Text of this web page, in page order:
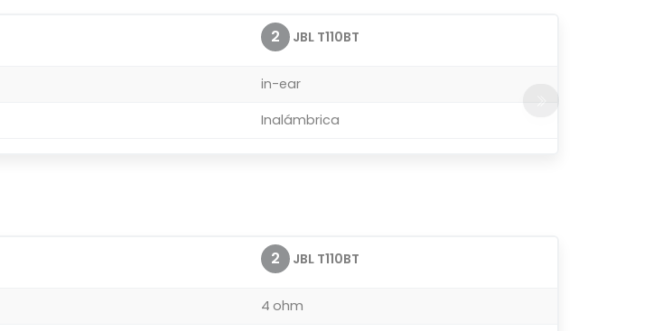
2 JBL T110BT
in-ear
Inalámbrica
2 JBL T110BT
4 ohm